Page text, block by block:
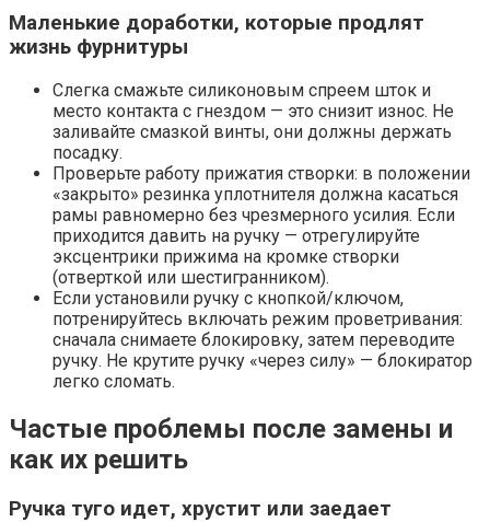
Маленькие доработки, которые продлят
жизнь фурнитуры
Слегка смажьте силиконовым спреем шток и
место контакта с гнездом — это снизит износ. Не
заливайте смазкой винты, они должны держать
посадку.
Проверьте работу прижатия створки: в положении
«закрыто» резинка уплотнителя должна касаться
рамы равномерно без чрезмерного усилия. Если
приходится давить на ручку — отрегулируйте
эксцентрики прижима на кромке створки
(отверткой или шестигранником).
Если установили ручку с кнопкой/ключом,
потренируйтесь включать режим проветривания:
сначала снимаете блокировку, затем переводите
ручку. Не крутите ручку «через силу» — блокиратор
легко сломать.
Частые проблемы после замены и
как их решить
Ручка туго идет, хрустит или заедает